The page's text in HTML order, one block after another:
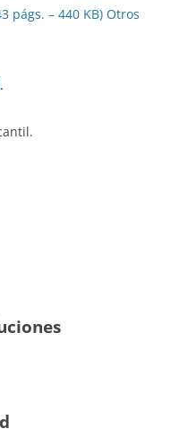
págs. – 440 KB) Otros
.